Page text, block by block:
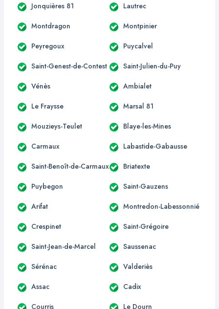
Jonquières 81 Lautrec
Montdragon Montpinier
Peyregoux Puycalvel
Saint-Genest-de-Contest Saint-Julien-du-Puy
Vénès Ambialet
Le Fraysse Marsal 81
Mouzieys-Teulet Blaye-les-Mines
Carmaux Labastide-Gabausse
Saint-Benoît-de-Carmaux Briatexte
Puybegon Saint-Gauzens
Arifat Montredon-Labessonnié
Crespinet Saint-Grégoire
Saint-Jean-de-Marcel Saussenac
Sérénac Valderiès
Assac Cadix
Courris Le Dourn